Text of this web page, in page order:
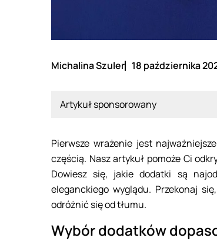
Michalina Szuler 18 października
Artykuł sponsorowany
Pierwsze wrażenie jest
częścią. Nasz artykuł pomoże Ci
Dowiesz się, jakie dodatki są
eleganckiego wyglądu. Przekonaj
odróżnić się od tłumu.
Wybór dodatków